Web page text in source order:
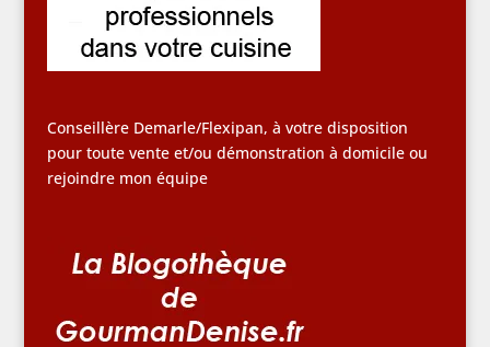
Conseillère Demarle/Flexipan, à votre disposition
pour toute vente et/ou démonstration à domicile ou
rejoindre mon équipe